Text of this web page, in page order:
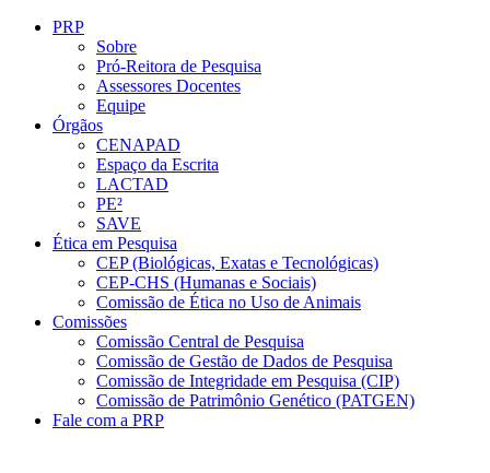
Conteúdo principal
PRP
Sobre
Pró-Reitora de Pesquisa
Assessores Docentes
Equipe
Órgãos
CENAPAD
Espaço da Escrita
LACTAD
PE²
SAVE
Ética em Pesquisa
CEP (Biológicas, Exatas e Tecnológicas)
CEP-CHS (Humanas e Sociais)
Comissão de Ética no Uso de Animais
Comissões
Comissão Central de Pesquisa
Comissão de Gestão de Dados de Pesquisa
Comissão de Integridade em Pesquisa (CIP)
Comissão de Patrimônio Genético (PATGEN)
Fale com a PRP